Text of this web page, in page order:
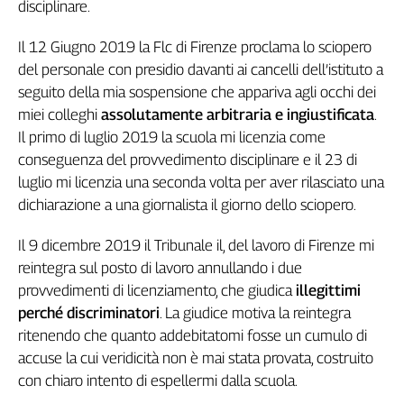
sangue
della
ragione
120
anni
Cgil
Collettiva
Academy
Collettiva
Play
Collettiva
Talk
La
settimana
Collettiva
disciplinare.
Il 12 Giugno 2019 la Flc di Firenze proclama lo sciopero
del personale con presidio davanti ai cancelli dell’istituto a
seguito della mia sospensione che appariva agli occhi dei
miei colleghi assolutamente arbitraria e ingiustificata.
Il primo di luglio 2019 la scuola mi licenzia come
conseguenza del provvedimento disciplinare e il 23 di
luglio mi licenzia una seconda volta per aver rilasciato una
dichiarazione a una giornalista il giorno dello sciopero.
Il 9 dicembre 2019 il Tribunale il, del lavoro di Firenze mi
reintegra sul posto di lavoro annullando i due
provvedimenti di licenziamento, che giudica illegittimi
perché discriminatori. La giudice motiva la reintegra
ritenendo che quanto addebitatomi fosse un cumulo di
accuse la cui veridicità non è mai stata provata, costruito
con chiaro intento di espellermi dalla scuola.